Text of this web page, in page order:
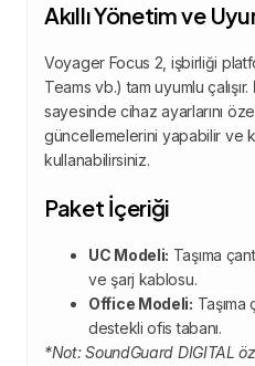
Akıllı Yönetim ve
Voyager Focus 2, işbirliği
Teams vb.) tam uyumlu çalışır.
sayesinde cihaz ayarlarını
güncellemelerini yapabilir ve
kullanabilirsiniz.
Paket İçeriği
UC Modeli: Taşıma
ve şarj kablosu.
Office Modeli: Taşıma
destekli ofis tabanı.
*Not: SoundGuard DIGITAL